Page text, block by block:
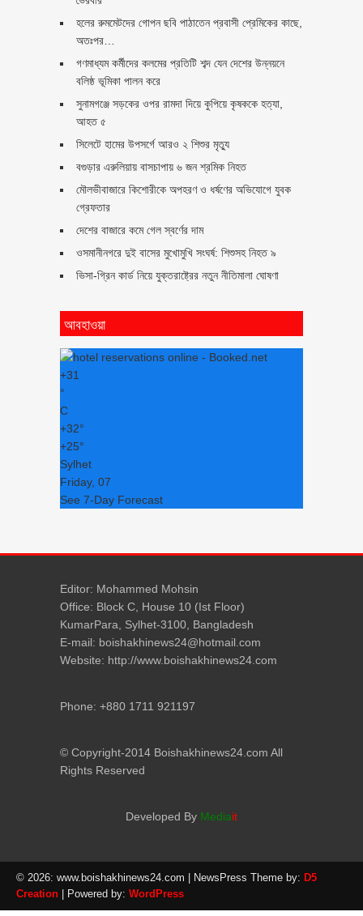
হলের রুমমেটদের গোপন ছবি পাঠাতেন প্রবাসী প্রেমিকের কাছে,
অতঃপর…
গণমাধ্যম কর্মীদের কলমের প্রতিটি শব্দ যেন দেশের উন্নয়নে
বলিষ্ঠ ভূমিকা পালন করে
সুনামগঞ্জে সড়কের ওপর রামদা দিয়ে কুপিয়ে কৃষককে হত্যা,
আহত ৫
সিলেটে হামের উপসর্গে আরও ২ শিশুর মৃত্যু
বগুড়ার এরুলিয়ায় বাসচাপায় ৬ জন শ্রমিক নিহত
মৌলভীবাজারে কিশোরীকে অপহরণ ও ধর্ষণের অভিযোগে যুবক
গ্রেফতার
দেশের বাজারে কমে গেল স্বর্ণের দাম
ওসমানীনগরে দুই বাসের মুখোমুখি সংঘর্ষ: শিশুসহ নিহত ৯
ভিসা-গ্রিন কার্ড নিয়ে যুক্তরাষ্ট্রের নতুন নীতিমালা ঘোষণা
আবহাওয়া
+31
°
C
+32°
+25°
Sylhet
Friday, 07
See 7-Day Forecast
Editor: Mohammed Mohsin
Office: Block C, House 10 (Ist Floor)
KumarPara, Sylhet-3100, Bangladesh
E-mail: boishakhinews24@hotmail.com
Website: http://www.boishakhinews24.com
Phone: +880 1711 921197
© Copyright-2014 Boishakhinews24.com All
Rights Reserved
Developed By Mediait
© 2026: www.boishakhinews24.com | NewsPress Theme by: D5
Creation | Powered by: WordPress